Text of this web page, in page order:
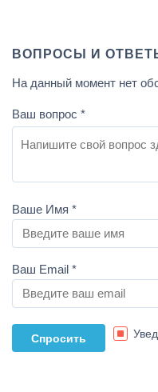
ВОПРОСЫ И
На данный момент нет
Ваш вопрос *
Ваше Имя *
Ваш Email *